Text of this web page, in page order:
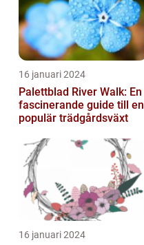
16 januari 2024
Palettblad River Walk: En
fascinerande guide till en
populär trädgårdsväxt
16 januari 2024